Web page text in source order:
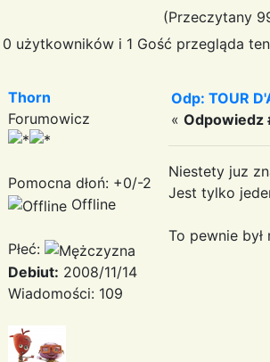
(Przeczytany
0 użytkowników i 1 Gość przegląda
Thorn
Forumowicz
Pomocna dłoń: +0/-2
Offline
Płeć:
Debiut: 2008/11/14
Wiadomości: 109
Odp: TOUR
« Odpowiedz
Niestety juz
Jest tylko
To pewnie